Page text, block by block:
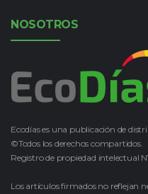
NOSOTROS
Ecodías es una publicación de
©Todos los derechos compartidos.
Registro de propiedad intelectual
Los artículos firmados no reflejan